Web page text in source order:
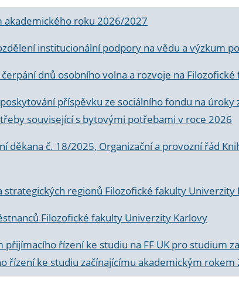
akademického roku 2026/2027
institucionální podpory na vědu a výzkum
dnů osobního volna a rozvoje na
příspěvku ze sociálního fondu na
související s bytovými potřebami v roce 2026
děkana č. 18/2025, Organizační a provozní řád
strategických regionů Filozofické fakulty Univerzity
Filozofické fakulty Univerzity Karlovy
přijímacího řízení ke studiu na FF UK pro studium
řízení ke studiu začínajícímu akademickým